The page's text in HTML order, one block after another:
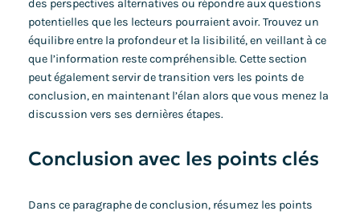
des perspectives alternatives ou répondre aux questions
potentielles que les lecteurs pourraient avoir. Trouvez un
équilibre entre la profondeur et la lisibilité, en veillant à ce
que l’information reste compréhensible. Cette section
peut également servir de transition vers les points de
conclusion, en maintenant l’élan alors que vous menez la
discussion vers ses dernières étapes.
Conclusion avec les points clés
Dans ce paragraphe de conclusion, résumez les points